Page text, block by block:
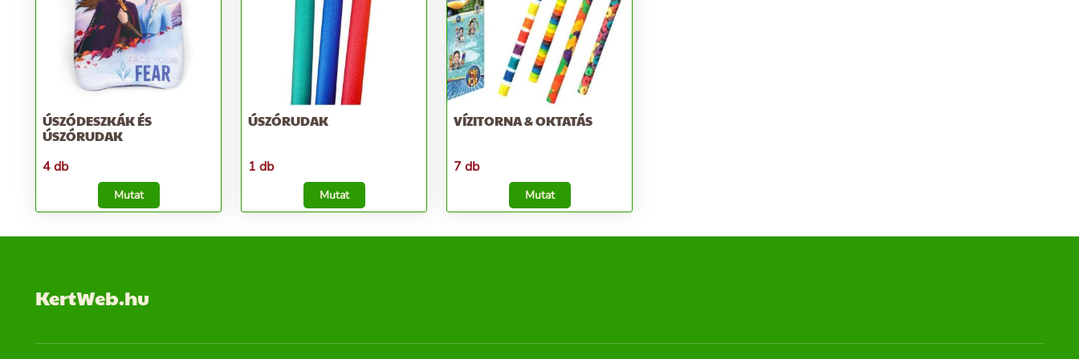
ÚSZÓDESZKÁK ÉS
ÚSZÓRUDAK
4 db
Mutat
ÚSZÓRUDAK
1 db
Mutat
VÍZITORNA & OKTATÁS
7 db
Mutat
KertWeb.hu